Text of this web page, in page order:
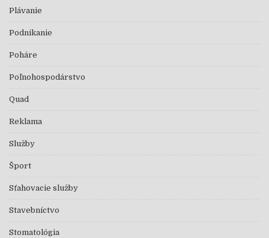
Plávanie
Podnikanie
Poháre
Poľnohospodárstvo
Quad
Reklama
Služby
Šport
Sťahovacie služby
Stavebníctvo
Stomatológia